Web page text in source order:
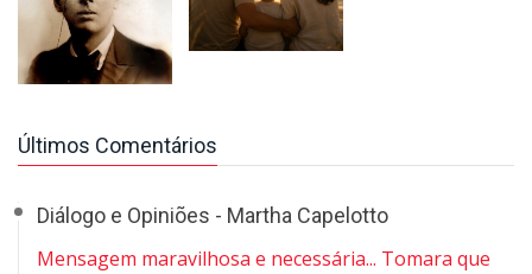
Últimos Comentários
Diálogo e Opiniões - Martha Capelotto
Mensagem maravilhosa e necessária... Tomara que